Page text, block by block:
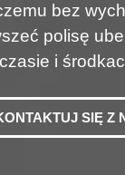
bez
polisę
i
SIĘ Z